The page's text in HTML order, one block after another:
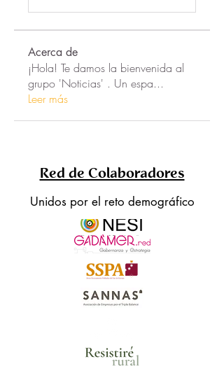
Acerca de
¡Hola! Te damos la bienvenida al
grupo 'Noticias' . Un espa...
Leer más
Red de Colaboradores
Unidos por el reto demográfico